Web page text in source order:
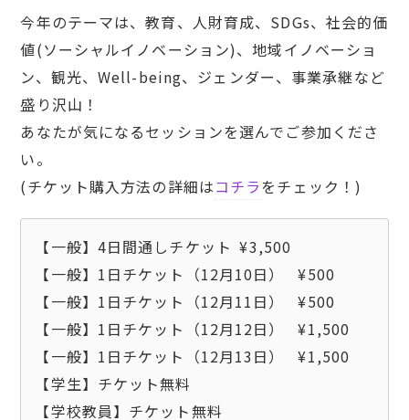
今年のテーマは、教育、人財育成、SDGs、社会的価
値(ソーシャルイノベーション)、地域イノベーショ
ン、観光、Well-being、ジェンダー、事業承継など
盛り沢山！
あなたが気になるセッションを選んでご参加くださ
い。
(チケット購入方法の詳細はコチラをチェック！)
【一般】4日間通しチケット	¥3,500
【一般】1日チケット（12月10日）	¥500
【一般】1日チケット（12月11日）	¥500
【一般】1日チケット（12月12日）	¥1,500
【一般】1日チケット（12月13日）	¥1,500
【学生】チケット無料